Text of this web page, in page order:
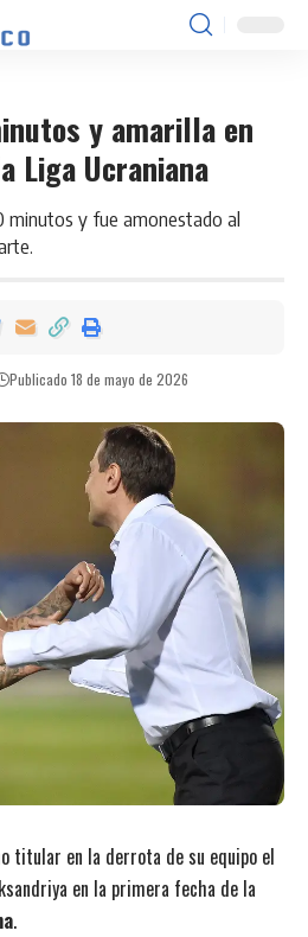
y amarilla en
Liga Ucraniana
minutos y fue amonestado al
Publicado 18 de mayo de 2026
titular en la derrota de su equipo el
en la primera fecha de la
.